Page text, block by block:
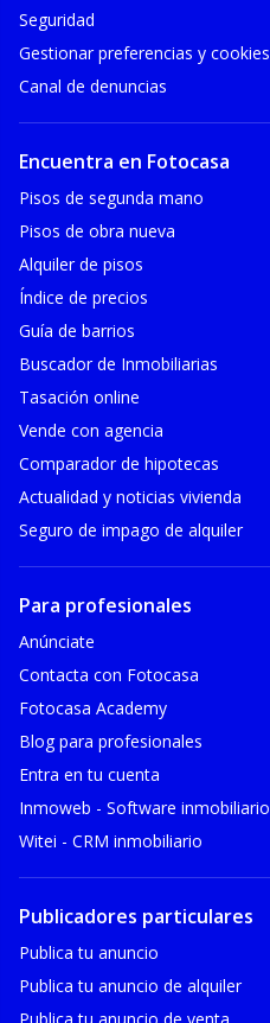
Seguridad
Gestionar preferencias y cookies
Canal de denuncias
Encuentra en Fotocasa
Pisos de segunda mano
Pisos de obra nueva
Alquiler de pisos
Índice de precios
Guía de barrios
Buscador de Inmobiliarias
Tasación online
Vende con agencia
Comparador de hipotecas
Actualidad y noticias vivienda
Seguro de impago de alquiler
Para profesionales
Anúnciate
Contacta con Fotocasa
Fotocasa Academy
Blog para profesionales
Entra en tu cuenta
Inmoweb - Software inmobiliario
Witei - CRM inmobiliario
Publicadores particulares
Publica tu anuncio
Publica tu anuncio de alquiler